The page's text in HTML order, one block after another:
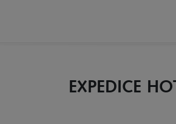
EXPEDICE